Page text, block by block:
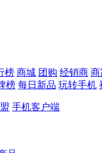
榜 商城 团购 经销商 商
榜 每日新品 玩转手机
手机客户端